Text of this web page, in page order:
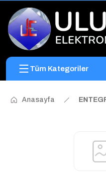
Tüm Kategoriler
Anasayfa